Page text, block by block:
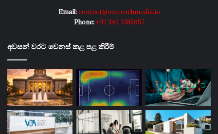
Email:contact@outreachmedia.io
Phone:+92 343 3385057
අවසන් වරට වෙනස් කළ පළ කිරීම්